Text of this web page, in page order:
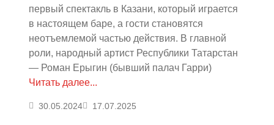
первый спектакль в Казани, который играется
в настоящем баре, а гости становятся
неотъемлемой частью действия. В главной
роли, народный артист Республики Татарстан
— Роман Ерыгин (бывший палач Гарри)
Читать далее...
30.05.2024 17.07.2025